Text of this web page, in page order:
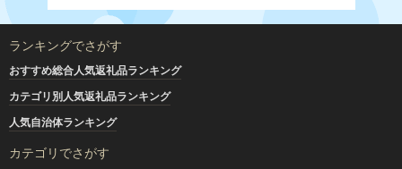
ランキングでさがす
おすすめ総合人気返礼品ランキング
カテゴリ別人気返礼品ランキング
人気自治体ランキング
カテゴリでさがす